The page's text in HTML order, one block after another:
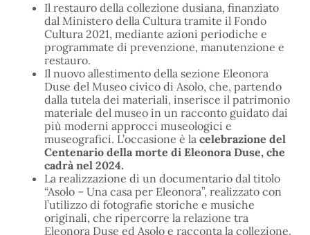
Il restauro della collezione dusiana, finanziato
dal Ministero della Cultura tramite il Fondo
Cultura 2021, mediante azioni periodiche e
programmate di prevenzione, manutenzione e
restauro.
Il nuovo allestimento della sezione Eleonora
Duse del Museo civico di Asolo, che, partendo
dalla tutela dei materiali, inserisce il patrimonio
materiale del museo in un racconto guidato dai
più moderni approcci museologici e
museografici. L’occasione è la celebrazione del
Centenario della morte di Eleonora Duse, che
cadrà nel 2024.
La realizzazione di un documentario dal titolo
“Asolo – Una casa per Eleonora”, realizzato con
l’utilizzo di fotografie storiche e musiche
originali, che ripercorre la relazione tra
Eleonora Duse ed Asolo e racconta la collezione.